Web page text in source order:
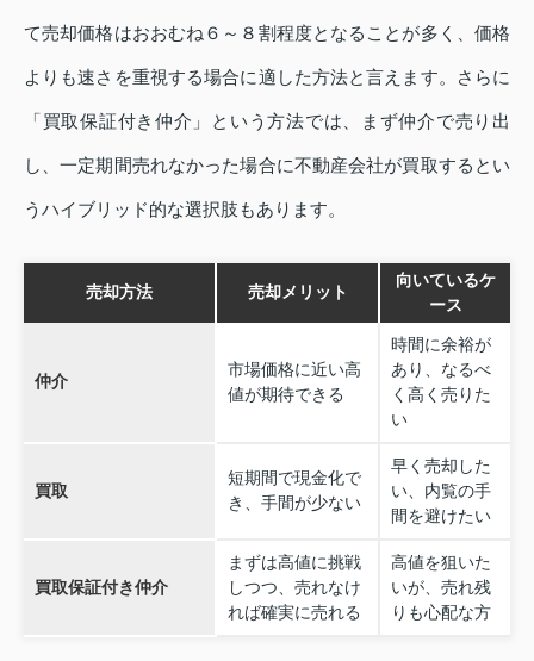
て売却価格はおおむね６～８割程度となることが多く、価格
よりも速さを重視する場合に適した方法と言えます。さらに
「買取保証付き仲介」という方法では、まず仲介で売り出
し、一定期間売れなかった場合に不動産会社が買取するとい
うハイブリッド的な選択肢もあります。
売却方法 売却メリット
向いているケ
ース
仲介
市場価格に近い高
値が期待できる
時間に余裕が
あり、なるべ
く高く売りた
い
買取
短期間で現金化で
き、手間が少ない
早く売却した
い、内覧の手
間を避けたい
買取保証付き仲介
まずは高値に挑戦
しつつ、売れなけ
れば確実に売れる
高値を狙いた
いが、売れ残
りも心配な方